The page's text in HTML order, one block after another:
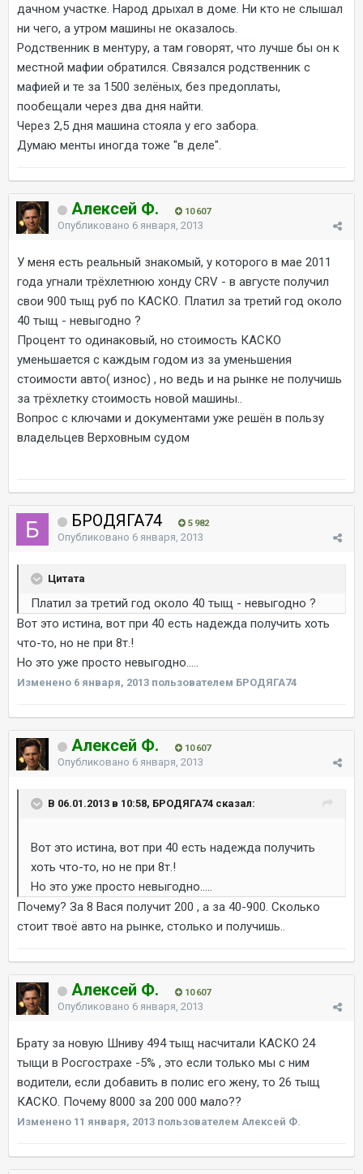
дачном участке. Народ дрыхал в доме. Ни кто не слышал
ни чего, а утром машины не оказалось.
Родственник в ментуру, а там говорят, что лучше бы он к
местной мафии обратился. Связался родственник с
мафией и те за 1500 зелёных, без предоплаты,
пообещали через два дня найти.
Через 2,5 дня машина стояла у его забора.
Думаю менты иногда тоже "в деле".
Алексей Ф. 10 607
Опубликовано 6 января, 2013
У меня есть реальный знакомый, у которого в мае 2011
года угнали трёхлетнюю хонду CRV - в августе получил
свои 900 тыщ руб по КАСКО. Платил за третий год около
40 тыщ - невыгодно ?
Процент то одинаковый, но стоимость КАСКО
уменьшается с каждым годом из за уменьшения
стоимости авто( износ) , но ведь и на рынке не получишь
за трёхлетку стоимость новой машины..
Вопрос с ключами и документами уже решён в пользу
владельцев Верховным судом
БРОДЯГА74 5 982
Опубликовано 6 января, 2013
Цитата
Платил за третий год около 40 тыщ - невыгодно ?
Вот это истина, вот при 40 есть надежда получить хоть
что-то, но не при 8т.!
Но это уже просто невыгодно.....
Изменено 6 января, 2013 пользователем БРОДЯГА74
Алексей Ф. 10 607
Опубликовано 6 января, 2013
В 06.01.2013 в 10:58, БРОДЯГА74 сказал:
Вот это истина, вот при 40 есть надежда получить
хоть что-то, но не при 8т.!
Но это уже просто невыгодно.....
Почему? За 8 Вася получит 200 , а за 40-900. Сколько
стоит твоё авто на рынке, столько и получишь..
Алексей Ф. 10 607
Опубликовано 6 января, 2013
Брату за новую Шниву 494 тыщ насчитали КАСКО 24
тыщи в Росгострахе -5% , это если только мы с ним
водители, если добавить в полис его жену, то 26 тыщ
КАСКО. Почему 8000 за 200 000 мало??
Изменено 11 января, 2013 пользователем Алексей Ф.